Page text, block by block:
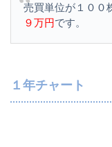
売買単位が１００
９万円です。
１年チャート